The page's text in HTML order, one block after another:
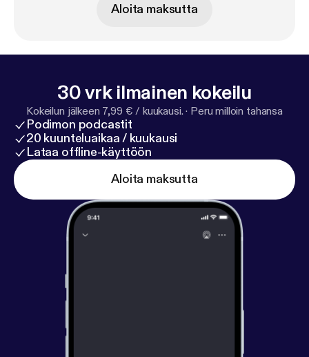
Aloita maksutta
30 vrk ilmainen kokeilu
Kokeilun jälkeen 7,99 € / kuukausi. · Peru milloin tahansa
Podimon podcastit
20 kuunteluaikaa / kuukausi
Lataa offline-käyttöön
Aloita maksutta